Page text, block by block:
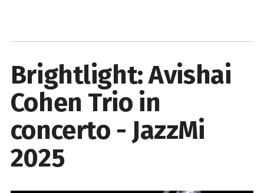
Brightlight: Avishai
Cohen Trio in
concerto - JazzMi
2025